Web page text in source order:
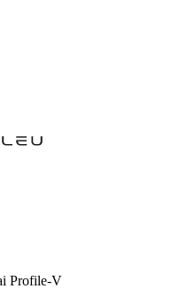
Profile-V